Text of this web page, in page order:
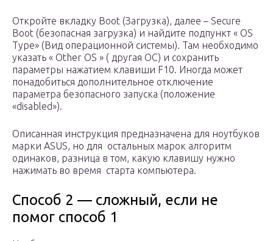
Откройте вкладку Boot (Загрузка), далее – Secure
Boot (безопасная загрузка) и найдите подпункт « OS
Type» (Вид операционной системы). Там необходимо
указать « Other OS » ( другая ОС) и сохранить
параметры нажатием клавиши F10. Иногда может
понадобиться дополнительное отключение
параметра безопасного запуска (положение
«disabled»).
Описанная инструкция предназначена для ноутбуков
марки ASUS, но для остальных марок алгоритм
одинаков, разница в том, какую клавишу нужно
нажимать во время старта компьютера.
Способ 2 — сложный, если не
помог способ 1